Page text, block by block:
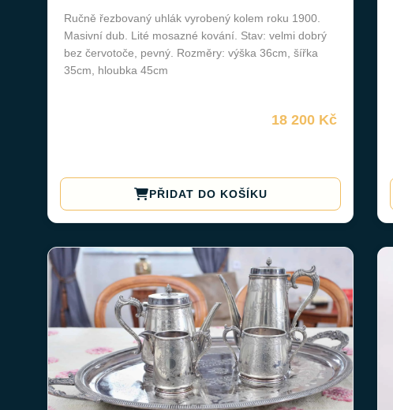
Ručně řezbovaný uhlák vyrobený kolem roku 1900.
Masivní dub. Lité mosazné kování. Stav: velmi dobrý
bez červotoče, pevný. Rozměry: výška 36cm, šířka
35cm, hloubka 45cm
18 200 Kč
PŘIDAT DO KOŠÍKU